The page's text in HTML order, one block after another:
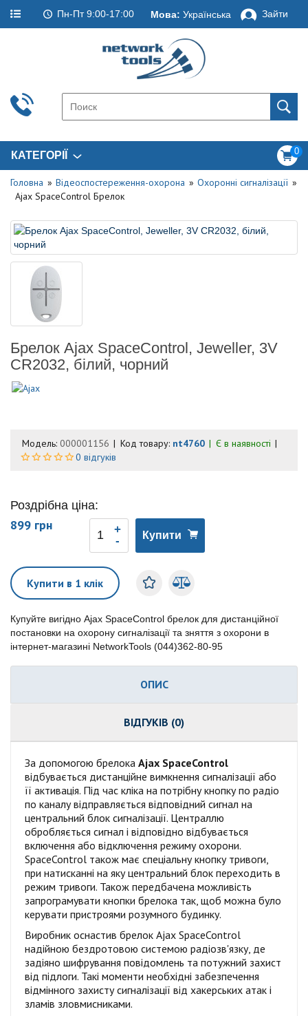
Пн-Пт 9:00-17:00 Мова: Українська Зайти
КАТЕГОРІЇ 0
Головна Відеоспостереження-охорона
Охоронні сигналізації
Ajax SpaceControl Брелок
Брелок Ajax SpaceControl, Jeweller, 3V
CR2032, білий, чорний
Модель: 000001156 Код товару: nt4760
Є в наявності
0 відгуків
Роздрібна ціна:
899 грн
Купити
Купити в 1 клік
Купуйте вигідно Ajax SpaceControl брелок для дистанційної
постановки на охорону сигналізації та зняття з охорони в
інтернет-магазині NetworkTools (044)362-80-95
ОПИС
ВІДГУКІВ (0)
За допомогою брелока Ajax SpaceControl
відбувається дистанційне вимкнення сигналізації або
її активація. Під час кліка на потрібну кнопку по радіо
по каналу відправляється відповідний сигнал на
центральний блок сигналізації. Централлю
обробляється сигнал і відповідно відбувається
включення або відключення режиму охорони.
SpaceControl також має спеціальну кнопку тривоги,
при натисканні на яку центральний блок переходить в
режим тривоги. Також передбачена можливість
запрограмувати кнопки брелока так, щоб можна було
керувати пристроями розумного будинку.
Виробник оснастив брелок Ajax SpaceControl
надійною бездротовою системою радіозв'язку, де
задіяно шифрування повідомлень та потужний захист
від підлоги. Такі моменти необхідні забезпечення
відмінного захисту сигналізації від хакерських атак і
зламів зловмисниками.